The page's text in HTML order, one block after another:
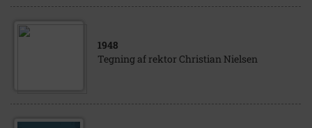
1948
Tegning af rektor Christian Nielsen